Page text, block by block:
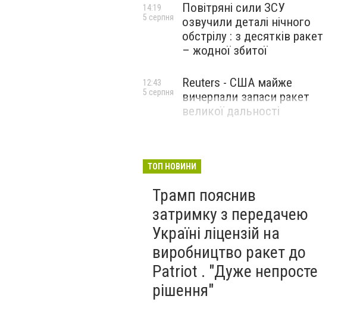
Повітряні сили ЗСУ
озвучили деталі нічного
обстрілу : з десятків ракет
– жодної збитої
14:19
5 серпня
Reuters - США майже
вичерпали запаси ракет
великої дальності
12:43
5 серпня
ТОП НОВИНИ
Трамп пояснив
затримку з передачею
Україні ліцензій на
виробництво ракет до
Patriot . "Дуже непросте
рішення"